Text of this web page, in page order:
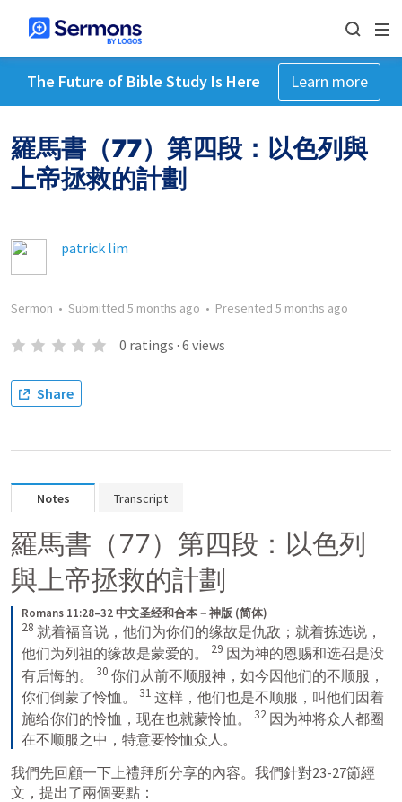
The Future of Bible Study Is Here Learn more
羅馬書（77）第四段：以色列與
上帝拯救的計劃
patrick lim
Sermon • Submitted 5 months ago • Presented 5 months ago
0 ratings · 6 views
Share
Notes Transcript
羅馬書（77）第四段：以色列
與上帝拯救的計劃
Romans 11:28–32 中文圣经和合本－神版 (简体)
28 就着福音说，他们为你们的缘故是仇敌；就着拣选说，
他们为列祖的缘故是蒙爱的。
29 因为神的恩赐和选召是没
有后悔的。
30 你们从前不顺服神，如今因他们的不顺服，
你们倒蒙了怜恤。
31 这样，他们也是不顺服，叫他们因着
施给你们的怜恤，现在也就蒙怜恤。
32 因为神将众人都圈
在不顺服之中，特意要怜恤众人。
我們先回顧一下上禮拜所分享的內容。我們針對23-27節經
文，提出了兩個要點：